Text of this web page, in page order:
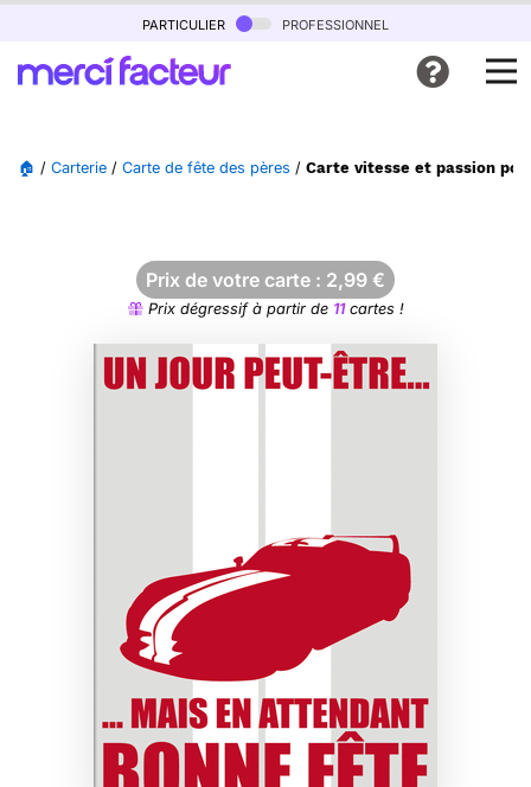
particulier professionnel
🏠 / Carterie / Carte de fête des pères / Carte vitesse et passion
Prix de votre carte : 2,99 €
Prix dégressif à partir de 11cartes !